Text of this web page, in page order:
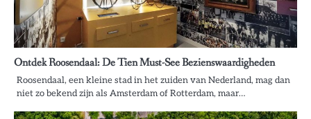
Ontdek Roosendaal: De Tien Must-See Bezienswaardigheden
Roosendaal, een kleine stad in het zuiden van Nederland, mag dan
niet zo bekend zijn als Amsterdam of Rotterdam, maar…